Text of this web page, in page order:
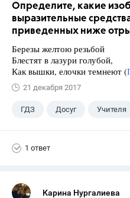
Определите, какие
выразительные
приведенных ниже
Березы желтою резьбой
Блестят в лазури голубой,
Как вышки, елочки темнеют (
21 декабря 2017
ГДЗ Досуг Учителя
1 ответ
Карина Нургалиева